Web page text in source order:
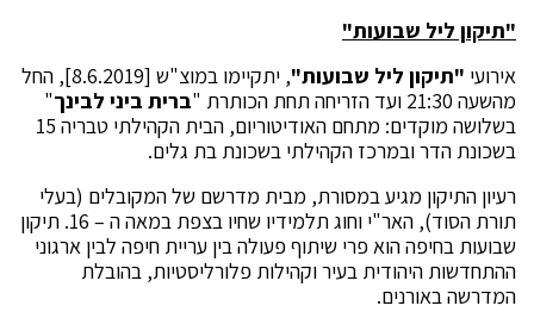
"תיקון ליל שבועות"
אירועי "תיקון ליל שבועות"
, יתקיימו במוצ"ש [8.6.2019], החל
מהשעה 21:30 ועד הזריחה תחת הכותרת "
ברית ביני לבינך"
בשלושה מוקדים: מתחם האודיטוריום, הבית הקהילתי טבריה 15
בשכונת הדר ובמרכז הקהילתי בשכונת בת גלים.
רעיון התיקון מגיע במסורת, מבית מדרשם של המקובלים (בעלי
תורת הסוד), האר"י וחוג תלמידיו שחיו בצפת במאה ה – 16. תיקון
שבועות בחיפה הוא פרי שיתוף פעולה בין עריית חיפה לבין ארגוני
ההתחדשות היהודית בעיר וקהילות פלורליסטיות, בהובלת
המדרשה באורנים.